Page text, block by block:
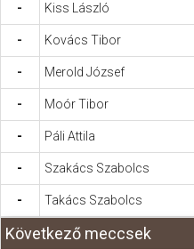
- Kiss László
- Kovács Tibor
- Merold József
- Moór Tibor
- Páli Attila
- Szakács Szabolcs
- Takács Szabolcs
Következő meccsek